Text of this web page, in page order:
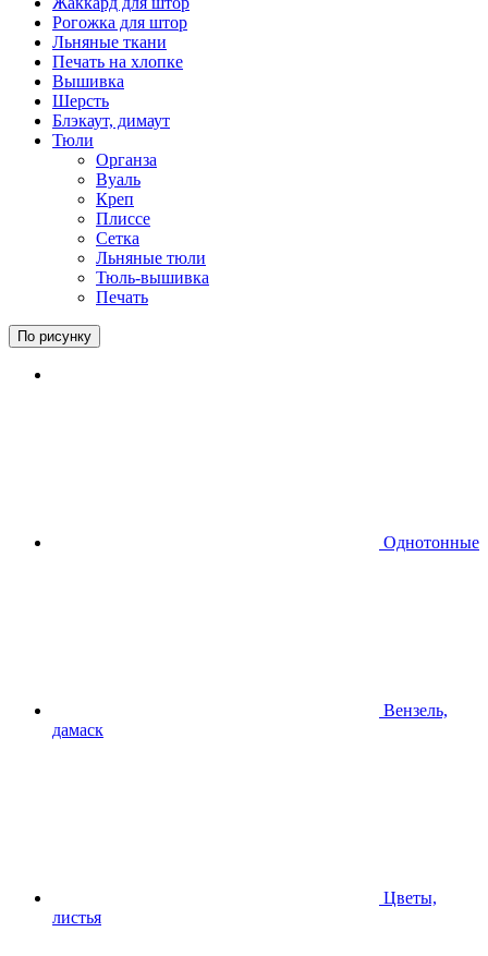
Рогожка для штор
Льняные ткани
Печать на хлопке
Вышивка
Шерсть
Блэкаут, димаут
Тюли
Органза
Вуаль
Креп
Плиссе
Сетка
Льняные тюли
Тюль-вышивка
Печать
По рисунку
Однотонные
Вензель,
дамаск
Цветы,
листья